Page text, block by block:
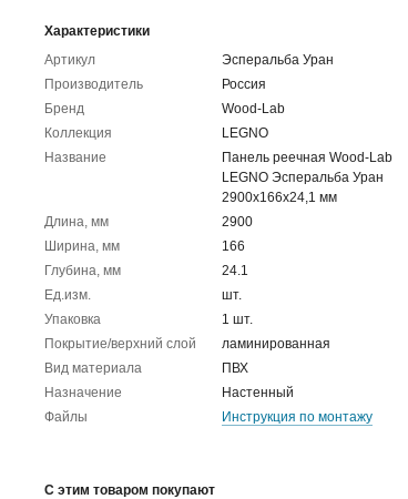
Характеристики
Артикул
Эсперальба Уран
Производитель
Россия
Бренд
Wood-Lab
Коллекция
LEGNO
Название
Панель реечная Wood-Lab
LEGNO Эсперальба Уран
2900х166х24,1 мм
Длина, мм
2900
Ширина, мм
166
Глубина, мм
24.1
Ед.изм.
шт.
Упаковка
1 шт.
Покрытие/верхний слой
ламинированная
Вид материала
ПВХ
Назначение
Настенный
Файлы
Инструкция по монтажу
С этим товаром покупают